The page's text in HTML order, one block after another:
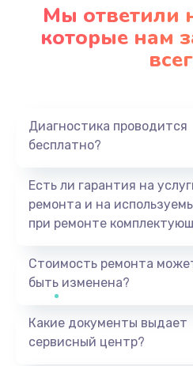
Мы ответили
которые нам
Диагностика проводится
бесплатно?
Есть ли гарантия на
ремонта и на
при ремонте
Стоимость ремонта
быть изменена?
Какие документы выдает
сервисный центр?